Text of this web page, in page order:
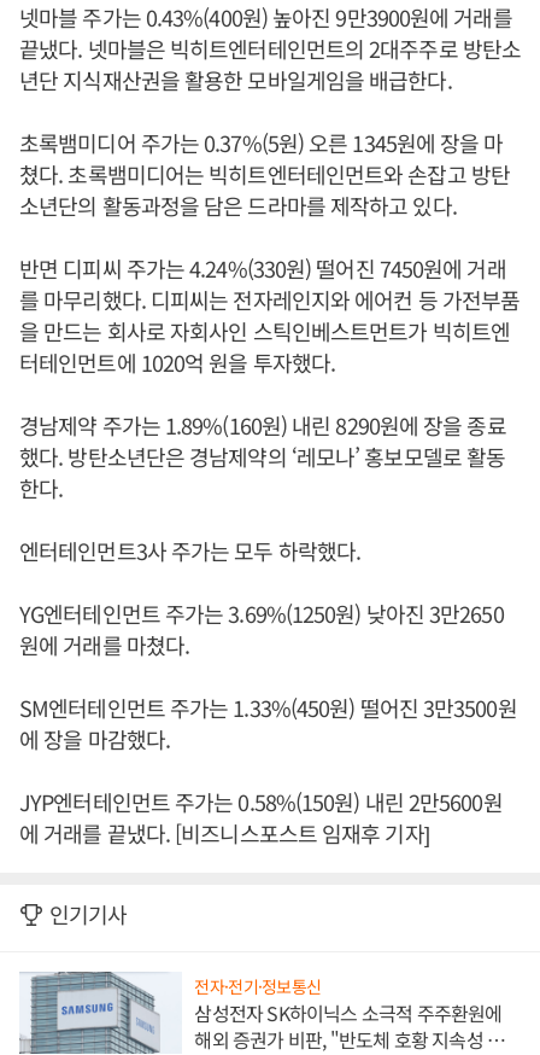
넷마블 주가는 0.43%(400원) 높아진 9만3900원에 거래를
끝냈다. 넷마블은 빅히트엔터테인먼트의 2대주주로 방탄소
년단 지식재산권을 활용한 모바일게임을 배급한다.
초록뱀미디어 주가는 0.37%(5원) 오른 1345원에 장을 마
쳤다. 초록뱀미디어는 빅히트엔터테인먼트와 손잡고 방탄
소년단의 활동과정을 담은 드라마를 제작하고 있다.
반면 디피씨 주가는 4.24%(330원) 떨어진 7450원에 거래
를 마무리했다. 디피씨는 전자레인지와 에어컨 등 가전부품
을 만드는 회사로 자회사인 스틱인베스트먼트가 빅히트엔
터테인먼트에 1020억 원을 투자했다.
경남제약 주가는 1.89%(160원) 내린 8290원에 장을 종료
했다. 방탄소년단은 경남제약의 ‘레모나’ 홍보모델로 활동
한다.
엔터테인먼트3사 주가는 모두 하락했다.
YG엔터테인먼트 주가는 3.69%(1250원) 낮아진 3만2650
원에 거래를 마쳤다.
SM엔터테인먼트 주가는 1.33%(450원) 떨어진 3만3500원
에 장을 마감했다.
JYP엔터테인먼트 주가는 0.58%(150원) 내린 2만5600원
에 거래를 끝냈다. [비즈니스포스트 임재후 기자]
인기기사
전자·전기·정보통신
삼성전자 SK하이닉스 소극적 주주환원에
해외 증권가 비판, "반도체 호황 지속성 의